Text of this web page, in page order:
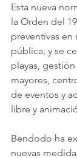
Esta nueva
la Orden del
preventivas en
pública, y se
playas,
mayores,
de eventos y
libre y
Bendodo ha
nuevas